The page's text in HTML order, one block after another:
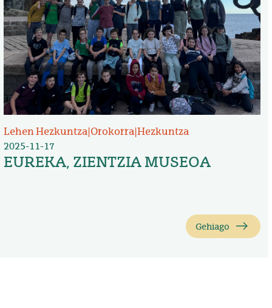
Lehen Hezkuntza|Orokorra|Hezkuntza
2025-11-17
EUREKA, ZIENTZIA MUSEOA
Gehiago